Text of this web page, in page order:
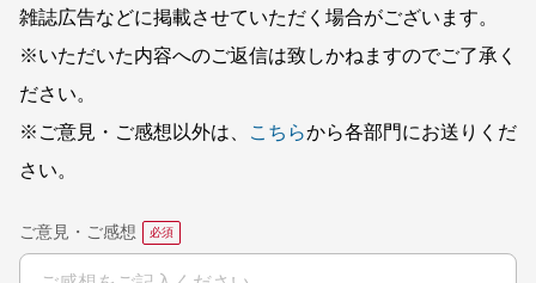
雑誌広告などに掲載させていただく場合がございます。
※いただいた内容へのご返信は致しかねますのでご了承く
ださい。
※ご意見・ご感想以外は、
こちらから各部門にお送りくだ
さい。
ご意見・ご感想